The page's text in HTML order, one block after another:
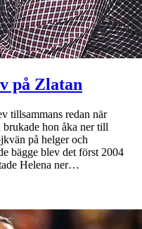
på Zlatan
tillsammans redan när
hon åka ner till
på helger och
bägge blev det först 2004
Helena ner…